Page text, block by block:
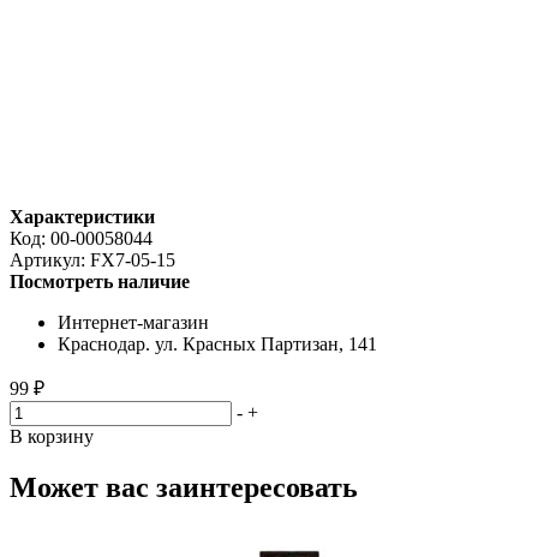
Характеристики
Код: 00-00058044
Артикул: FX7-05-15
Посмотреть наличие
Интернет-магазин
Краснодар. ул. Красных Партизан, 141
99 ₽
- +
В корзину
Может вас заинтересовать